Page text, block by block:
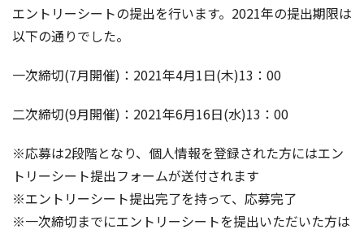
エントリーシートの提出を行います。2021年の提出期限は
以下の通りでした。
一次締切(7月開催)：2021年4月1日(木)13：00
二次締切(9月開催)：2021年6月16日(水)13：00
※応募は2段階となり、個人情報を登録された方にはエン
トリーシート提出フォームが送付されます
※エントリーシート提出完了を持って、応募完了
※一次締切までにエントリーシートを提出いただいた方は